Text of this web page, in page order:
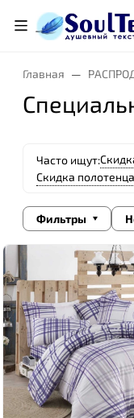
Главная
Часто ищут:
Скидка полотенца
Фильтры